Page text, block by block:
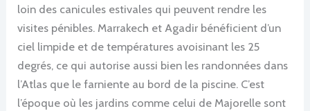
loin des canicules estivales qui peuvent rendre les
visites pénibles. Marrakech et Agadir bénéficient d’un
ciel limpide et de températures avoisinant les 25
degrés, ce qui autorise aussi bien les randonnées dans
l’Atlas que le farniente au bord de la piscine. C’est
l’époque où les jardins comme celui de Majorelle sont